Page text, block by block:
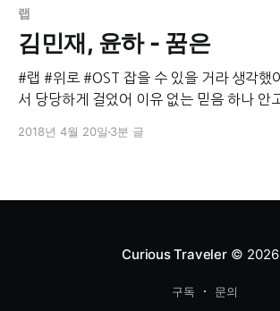
랩
김민재, 윤하 - 꿈은
#랩 #위로 #OST 잡을 수 있을 거라 생각했어 내가 꿈꿔온 순간들 그래
서 당당하게 걸었어 이유 없는 믿음 하나 안고서 포기하지 않고 계속 나
결국엔 잡게 될 거야 기도해 매일 앞만 보고 달려가 어둡고 캄캄한 터널
2018년 4월 20일 3분 글
Curious Traveler© 2026
구독 문의